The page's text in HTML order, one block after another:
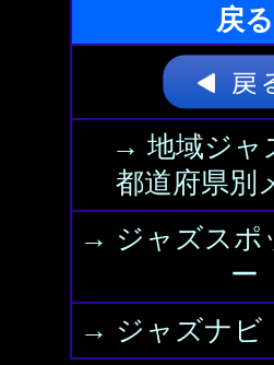
戻る
→ 地域ジ
都道府県別
→ ジャズスポ
ー
→ ジャズナビ